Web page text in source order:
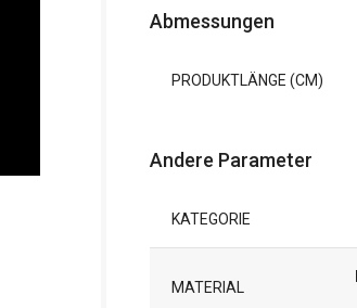
Abmessungen
PRODUKTLÄNGE (CM)
Andere Parameter
KATEGORIE
MATERIAL